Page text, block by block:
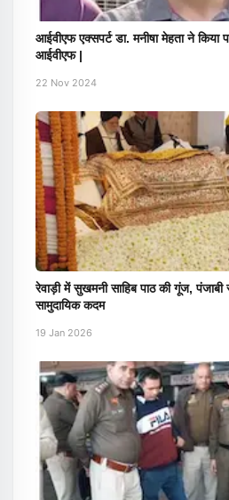
आईवीएफ एक्सपर्ट डा. मनीषा मेहता ने किया
आईवीएफ |
22 Nov 2024
रेवाड़ी में सुखमनी साहिब पाठ की गूंज,
सामुदायिक कदम
19 Jan 2026